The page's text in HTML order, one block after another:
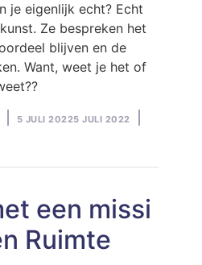
je eigenlijk echt? Echt
Ze bespreken het
blijven en de
Want, weet je het of
5 JULI 20225 JULI 2022
een missi
Ruimte